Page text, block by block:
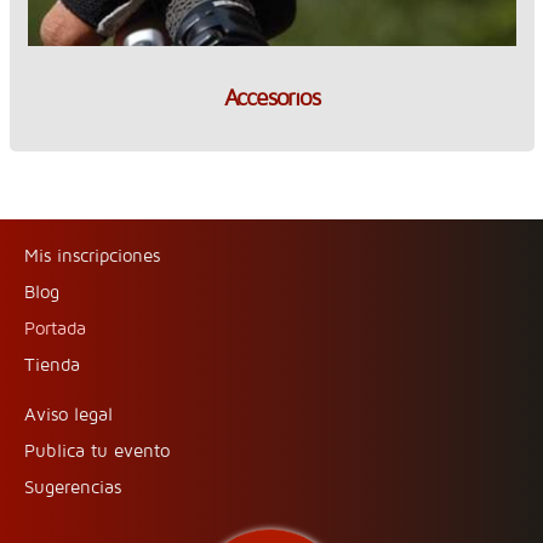
Accesorios
Mis inscripciones
Blog
Portada
Tienda
Aviso legal
Publica tu evento
Sugerencias